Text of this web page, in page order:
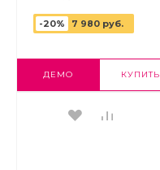
Шаблон
одностраничного
-20% 7 980 руб.
ДЕМО КУПИТЬ